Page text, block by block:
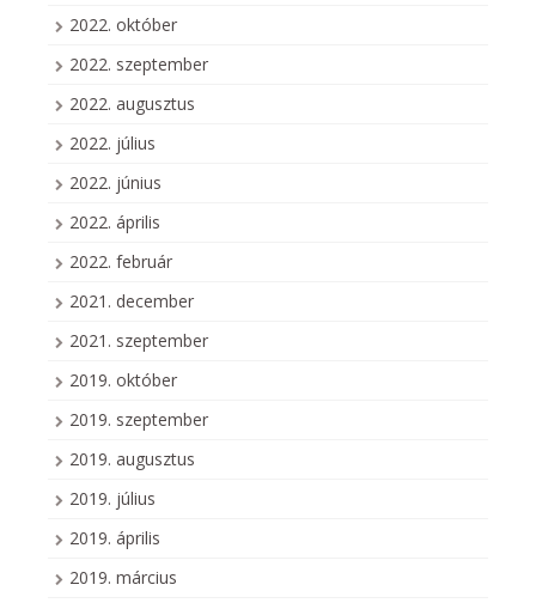
2022. október
2022. szeptember
2022. augusztus
2022. július
2022. június
2022. április
2022. február
2021. december
2021. szeptember
2019. október
2019. szeptember
2019. augusztus
2019. július
2019. április
2019. március